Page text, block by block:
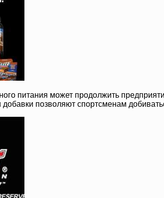
питания может продолжить
позволяют спортсменам